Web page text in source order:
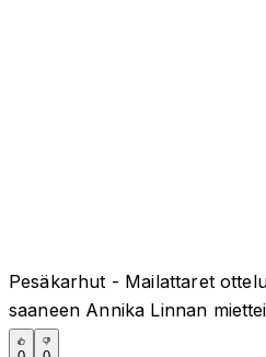
Pesäkarhut - Mailattaret
saaneen Annika Linnan